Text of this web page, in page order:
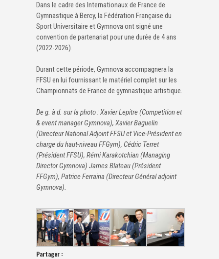
Dans le cadre des Internationaux de France de
Gymnastique à Bercy, la Fédération Française du
Sport Universitaire et Gymnova ont signé une
convention de partenariat pour une durée de 4 ans
(2022-2026).
Durant cette période, Gymnova accompagnera la
FFSU en lui fournissant le matériel complet sur les
Championnats de France de gymnastique artistique.
De g. à d. sur la photo : Xavier Lepitre (Competition et
& event manager Gymnova), Xavier Baguelin
(Directeur National Adjoint FFSU et Vice-Président en
charge du haut-niveau FFGym), Cédric Terret
(Président FFSU), Rémi Karakotchian (Managing
Director Gymnova) James Blateau (Président
FFGym), Patrice Ferraina (Directeur Général adjoint
Gymnova).
Partager :